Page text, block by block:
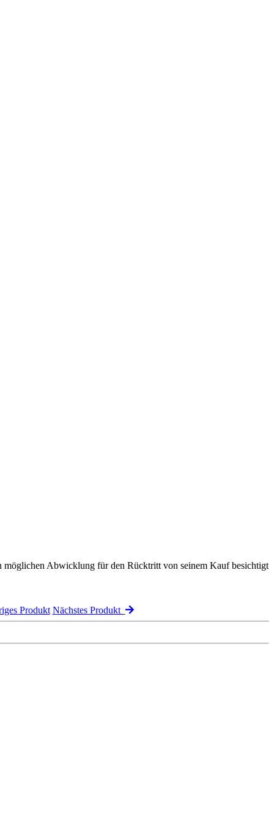
möglichen Abwicklung für den Rücktritt von seinem Kauf besichtigt
Produkt Nächstes Produkt